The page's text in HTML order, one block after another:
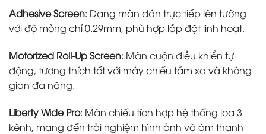
Adhesive Screen: Dạng màn dán trực tiếp lên tường
với độ mỏng chỉ 0.29mm, phù hợp lắp đặt linh hoạt.
Motorized Roll-Up Screen: Màn cuộn điều khiển tự
động, tương thích tốt với máy chiếu tầm xa và không
gian đa năng.
Liberty Wide Pro: Màn chiếu tích hợp hệ thống loa 3
kênh, mang đến trải nghiệm hình ảnh và âm thanh